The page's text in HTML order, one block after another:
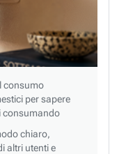
consumo
per sapere
consumando
chiaro,
altri utenti e